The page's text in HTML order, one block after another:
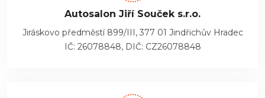
Autosalon Jiří Souček s.r.o.
Jiráskovo předměstí 899/III, 377 01 Jindřichův Hradec
IČ: 26078848, DIČ: CZ26078848